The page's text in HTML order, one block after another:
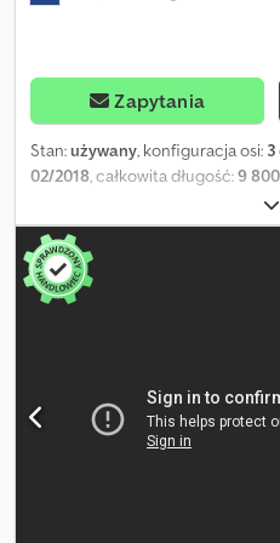
Zapytania
Stan:używany, konfiguracja osi: 3
02/2018 , całkowita długość:9
1
rozmiar opony:385/55R22,5,
Wyposażenie:
, = Dalsze
= Liczba osi: 3, masa własna:
rodzaj podwozia: kompletne
podwozie: środek / tył, typ osi:
Informacje ogólne Kabina:
Układ napędowy Rodzaj paliwa: